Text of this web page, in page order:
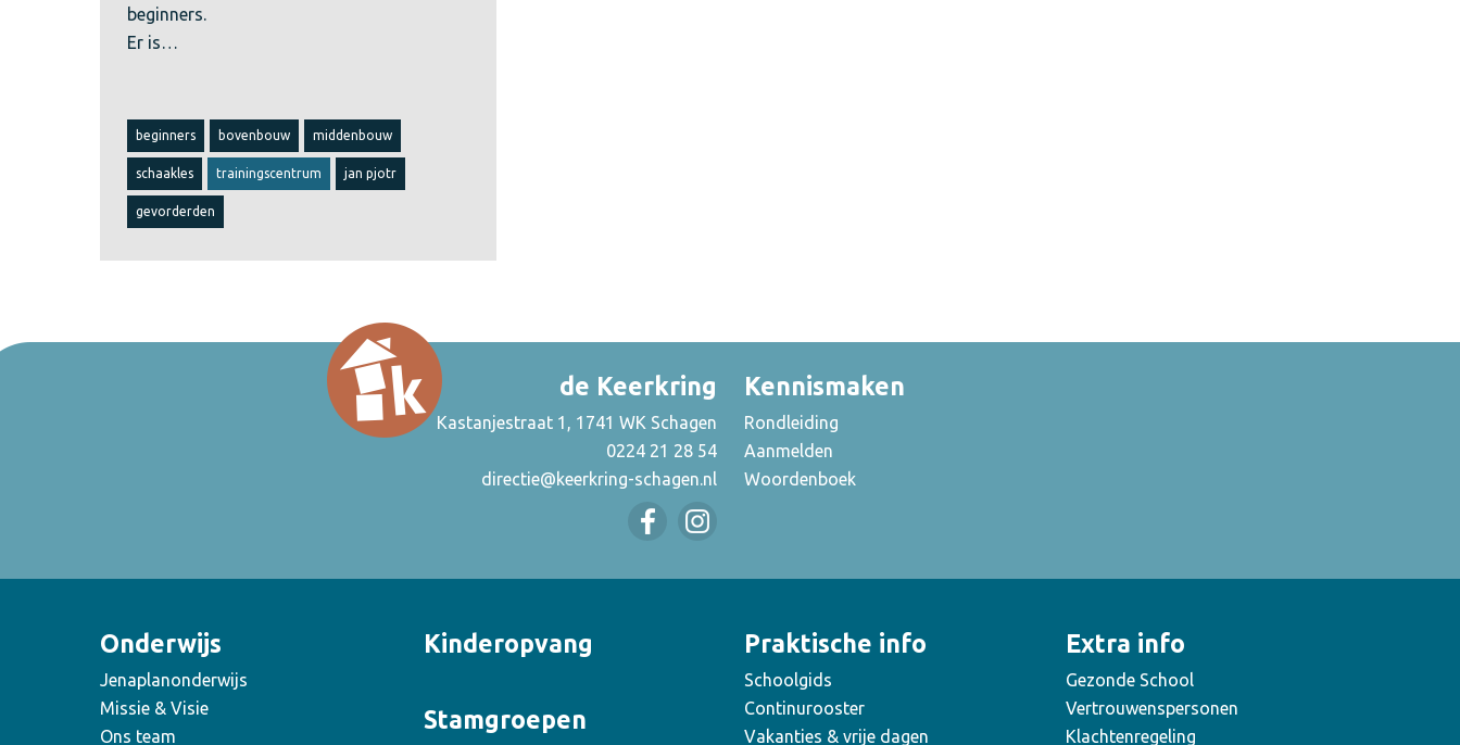
beginners.
Er is…
beginners bovenbouw middenbouw
schaakles trainingscentrum jan pjotr
gevorderden
de Keerkring
Kastanjestraat 1, 1741 WK Schagen
0224 21 28 54
directie@keerkring-schagen.nl
Kennismaken
Rondleiding
Aanmelden
Woordenboek
Onderwijs
Jenaplanonderwijs
Missie & Visie
Ons team
Kinderopvang
Stamgroepen
Praktische info
Schoolgids
Continurooster
Vakanties & vrije dagen
Extra info
Gezonde School
Vertrouwenspersonen
Klachtenregeling